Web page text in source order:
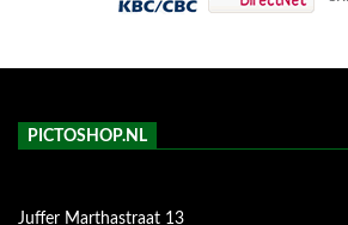
PICTOSHOP.NL
Juffer Marthastraat 13